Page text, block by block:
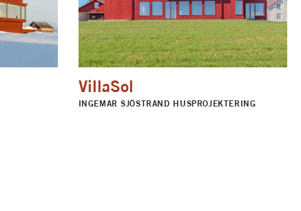
VillaSol
INGEMAR SJÖSTRAND HUSPROJEKTERING